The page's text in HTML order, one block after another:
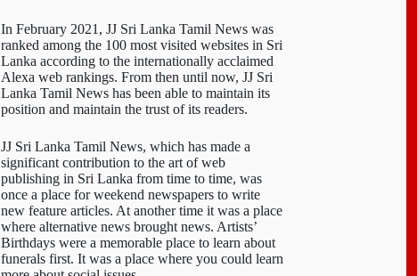
In February 2021, JJ Sri Lanka Tamil News was
ranked among the 100 most visited websites in Sri
Lanka according to the internationally acclaimed
Alexa web rankings. From then until now, JJ Sri
Lanka Tamil News has been able to maintain its
position and maintain the trust of its readers.
JJ Sri Lanka Tamil News, which has made a
significant contribution to the art of web
publishing in Sri Lanka from time to time, was
once a place for weekend newspapers to write
new feature articles. At another time it was a place
where alternative news brought news. Artists’
Birthdays were a memorable place to learn about
funerals first. It was a place where you could learn